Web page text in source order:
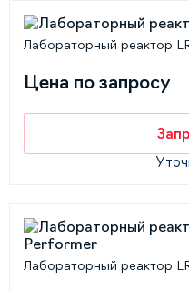
Лабораторный реактор
Цена по запросу
Лабораторный реактор